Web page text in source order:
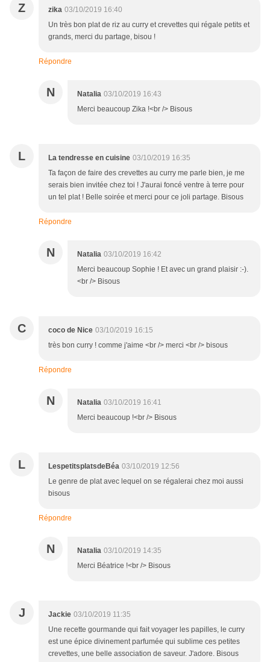
Z zika 03/10/2019 16:40
Un très bon plat de riz au curry et crevettes qui régale petits et
grands, merci du partage, bisou !
Répondre
N Natalia 03/10/2019 16:43
Merci beaucoup Zika !<br /> Bisous
L La tendresse en cuisine 03/10/2019 16:35
Ta façon de faire des crevettes au curry me parle bien, je me
serais bien invitée chez toi ! J'aurai foncé ventre à terre pour
un tel plat ! Belle soirée et merci pour ce joli partage. Bisous
Répondre
N Natalia 03/10/2019 16:42
Merci beaucoup Sophie ! Et avec un grand plaisir :-).
<br /> Bisous
C coco de Nice 03/10/2019 16:15
très bon curry ! comme j'aime <br /> merci <br /> bisous
Répondre
N Natalia 03/10/2019 16:41
Merci beaucoup !<br /> Bisous
L LespetitsplatsdeBéa 03/10/2019 12:56
Le genre de plat avec lequel on se régalerai chez moi aussi
bisous
Répondre
N Natalia 03/10/2019 14:35
Merci Béatrice !<br /> Bisous
J Jackie 03/10/2019 11:35
Une recette gourmande qui fait voyager les papilles, le curry
est une épice divinement parfumée qui sublime ces petites
crevettes, une belle association de saveur. J'adore. Bisous